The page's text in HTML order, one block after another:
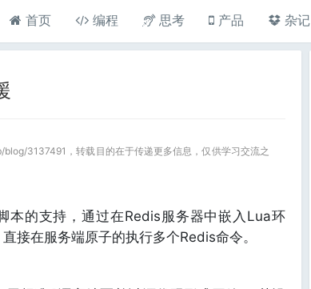
首页 编程 思考 产品 杂记
3137491，转载目的在于传递更多信息，仅供学习交流之
的支持，通过在Redis服务器中嵌入Lua环
接在服务端原子的执行多个Redis命令。